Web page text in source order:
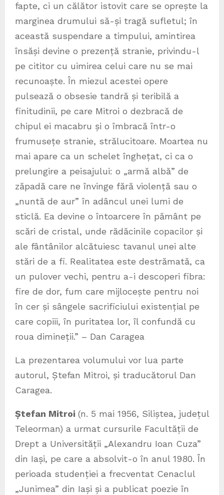
fapte, ci un călător istovit care se oprește la
marginea drumului să-și tragă sufletul; în
această suspendare a timpului, amintirea
însăși devine o prezență stranie, privindu-l
pe cititor cu uimirea celui care nu se mai
recunoaște. În miezul acestei opere
pulsează o obsesie tandră și teribilă a
finitudinii, pe care Mitroi o dezbracă de
chipul ei macabru și o îmbracă într-o
frumusețe stranie, strălucitoare. Moartea nu
mai apare ca un schelet înghețat, ci ca o
prelungire a peisajului: o „armă albă” de
zăpadă care ne învinge fără violență sau o
„nuntă de aur” în adâncul unei lumi de
sticlă. Ea devine o întoarcere în pământ pe
scări de cristal, unde rădăcinile copacilor și
ale fântânilor alcătuiesc tavanul unei alte
stări de a fi. Realitatea este destrămată, ca
un pulover vechi, pentru a-i descoperi fibra:
fire de dor, fum care mijlocește pentru noi
în cer și sângele sacrificiului existențial pe
care copiii, în puritatea lor, îl confundă cu
roua dimineții.” – Dan Caragea
La prezentarea volumului vor lua parte
autorul, Ștefan Mitroi, și traducătorul Dan
Caragea.
Ștefan Mitroi (n. 5 mai 1956, Siliștea, județul
Teleorman) a urmat cursurile Facultății de
Drept a Universității „Alexandru Ioan Cuza”
din Iași, pe care a absolvit-o în anul 1980. În
perioada studenției a frecventat Cenaclul
„Junimea” din Iași și a publicat poezie în